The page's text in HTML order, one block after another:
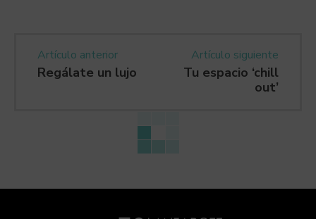
Artículo anterior
Regálate un lujo
Artículo siguiente
Tu espacio ‘chill
out’